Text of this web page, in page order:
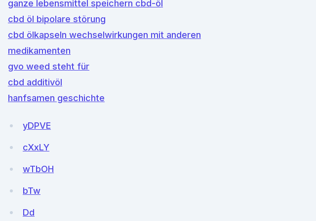
ganze lebensmittel speichern cbd-öl
cbd öl bipolare störung
cbd ölkapseln wechselwirkungen mit anderen
medikamenten
gvo weed steht für
cbd additivöl
hanfsamen geschichte
yDPVE
cXxLY
wTbOH
bTw
Dd